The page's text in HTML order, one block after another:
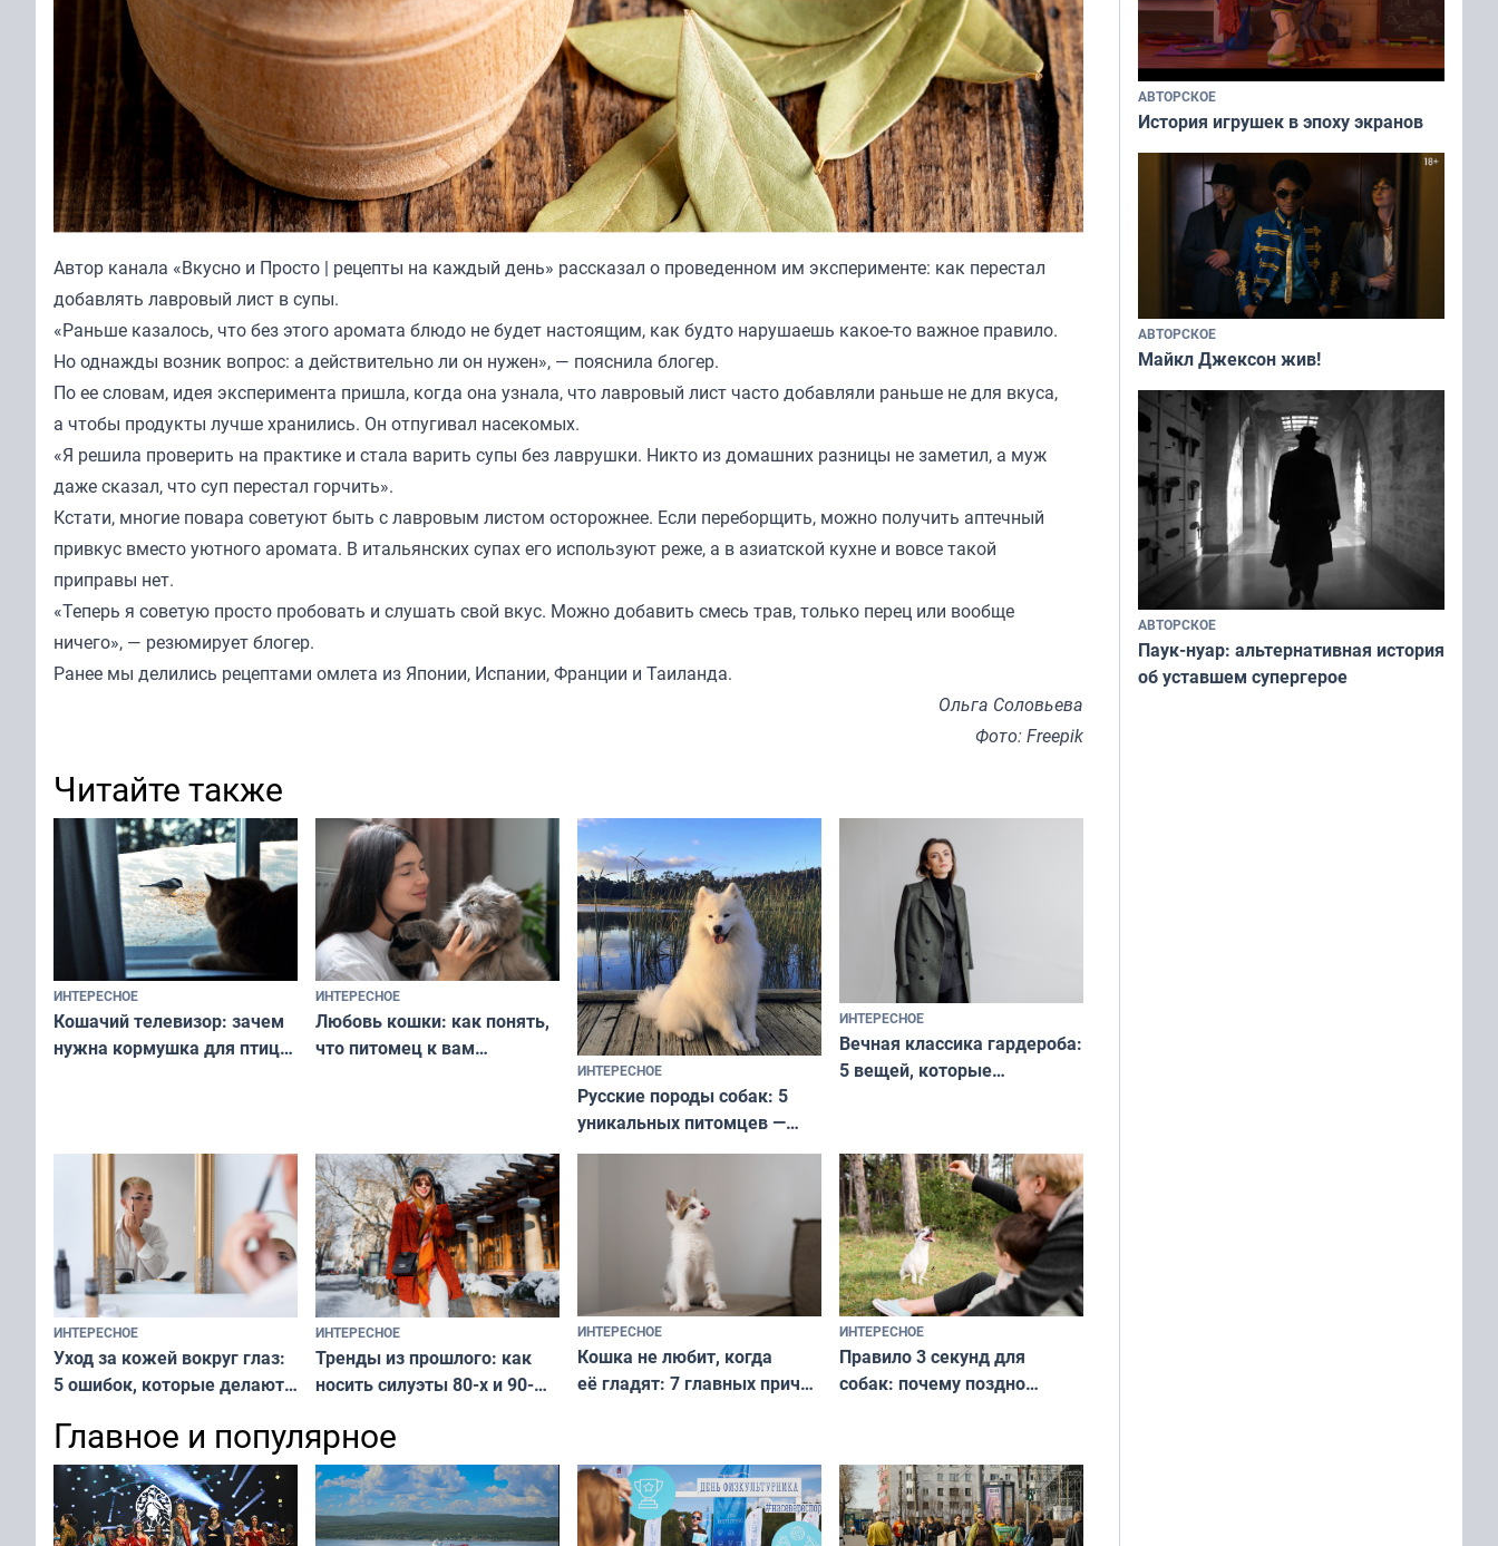
Автор канала «Вкусно и Просто | рецепты на каждый день» рассказал о проведенном им эксперименте: как перестал
добавлять лавровый лист в супы.
«Раньше казалось, что без этого аромата блюдо не будет настоящим, как будто нарушаешь какое-то важное правило.
Но однажды возник вопрос: а действительно ли он нужен», — пояснила блогер.
По ее словам, идея эксперимента пришла, когда она узнала, что лавровый лист часто добавляли раньше не для вкуса,
а чтобы продукты лучше хранились. Он отпугивал насекомых.
«Я решила проверить на практике и стала варить супы без лаврушки. Никто из домашних разницы не заметил, а муж
даже сказал, что суп перестал горчить».
Кстати, многие повара советуют быть с лавровым листом осторожнее. Если переборщить, можно получить аптечный
привкус вместо уютного аромата. В итальянских супах его используют реже, а в азиатской кухне и вовсе такой
приправы нет.
«Теперь я советую просто пробовать и слушать свой вкус. Можно добавить смесь трав, только перец или вообще
ничего», — резюмирует блогер.
Ранее мы делились рецептами омлета из Японии, Испании, Франции и Таиланда.
Ольга Соловьева
Фото: Freepik
Читайте также
ИНТЕРЕСНОЕ
Кошачий телевизор: зачем
нужна кормушка для птиц
ИНТЕРЕСНОЕ
Любовь кошки: как понять,
что питомец к вам
ИНТЕРЕСНОЕ
Русские породы собак: 5
уникальных питомцев —
национальные сокровища
и характером
ИНТЕРЕСНОЕ
Вечная классика гардероба:
5 вещей, которые
и актуально в любой сезон
ИНТЕРЕСНОЕ
Уход за кожей вокруг глаз:
5 ошибок, которые делают
и вернуть свежий взгляд
без дорогих средств
ИНТЕРЕСНОЕ
Тренды из прошлого: как
носить силуэты 80-х и 90-
современно и стильно без
переплат
ИНТЕРЕСНОЕ
Кошка не любит, когда
её гладят: 7 главных причин
независимому питомцу
ИНТЕРЕСНОЕ
Правило 3 секунд для
собак: почему поздно
питомцу всё сразу и без
криков
Главное и популярное
АВТОРСКОЕ
История игрушек в эпоху экранов
АВТОРСКОЕ
Майкл Джексон жив!
АВТОРСКОЕ
Паук-нуар: альтернативная история
об уставшем супергерое